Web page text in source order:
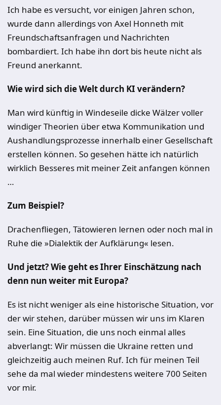
Ich habe es versucht, vor einigen Jahren schon,
wurde dann allerdings von Axel Honneth mit
Freundschaftsanfragen und Nachrichten
bombardiert. Ich habe ihn dort bis heute nicht als
Freund anerkannt.
Wie wird sich die Welt durch KI verändern?
Man wird künftig in Windeseile dicke Wälzer voller
windiger Theorien über etwa Kommunikation und
Aushandlungsprozesse innerhalb einer Gesellschaft
erstellen können. So gesehen hätte ich natürlich
wirklich Besseres mit meiner Zeit anfangen können
…
Zum Beispiel?
Drachenfliegen, Tätowieren lernen oder noch mal in
Ruhe die »Dialektik der Aufklärung« lesen.
Und jetzt? Wie geht es Ihrer Einschätzung nach
denn nun weiter mit Europa?
Es ist nicht weniger als eine historische Situation, vor
der wir stehen, darüber müssen wir uns im Klaren
sein. Eine Situation, die uns noch einmal alles
abverlangt: Wir müssen die Ukraine retten und
gleichzeitig auch meinen Ruf. Ich für meinen Teil
sehe da mal wieder mindestens weitere 700 Seiten
vor mir.